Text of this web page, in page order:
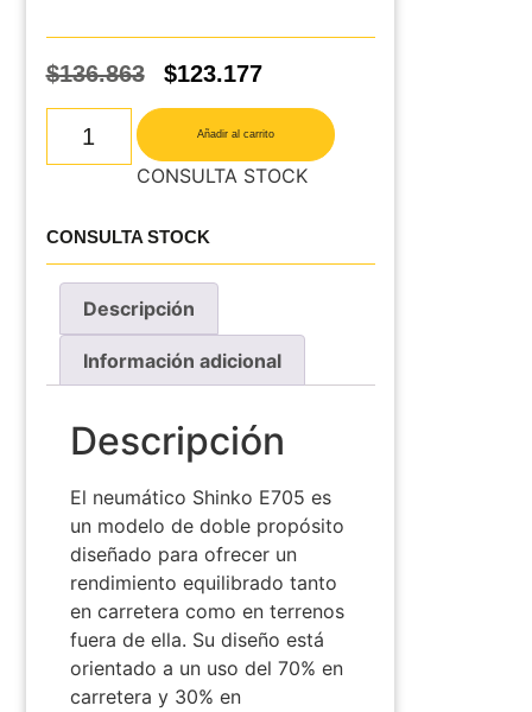
$136.863 $123.177
Añadir al carrito
CONSULTA STOCK
CONSULTA STOCK
Descripción
Información adicional
Descripción
El neumático Shinko E705 es
un modelo de doble propósito
diseñado para ofrecer un
rendimiento equilibrado tanto
en carretera como en terrenos
fuera de ella. Su diseño está
orientado a un uso del 70% en
carretera y 30% en